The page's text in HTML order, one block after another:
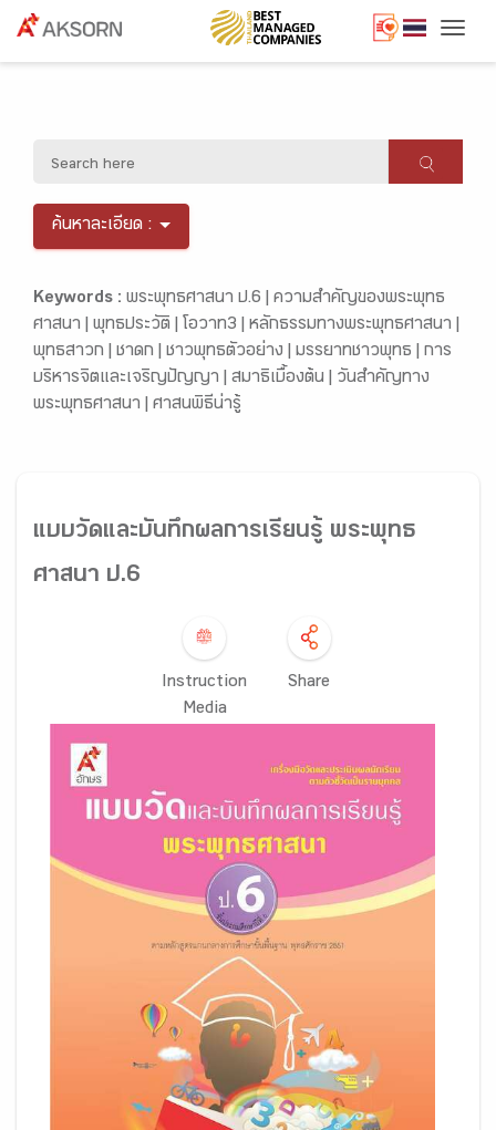
ค้นหาละเอียด :
Keywords : พระพุทธศาสนา ป.6 | ความสำคัญของพระพุทธ
ศาสนา | พุทธประวัติ | โอวาท3 | หลักธรรมทางพระพุทธศาสนา |
พุทธสาวก | ชาดก | ชาวพุทธตัวอย่าง | มรรยาทชาวพุทธ | การ
บริหารจิตและเจริญปัญญา | สมาธิเบื้องต้น | วันสำคัญทาง
พระพุทธศาสนา | ศาสนพิธีน่ารู้
แบบวัดและบันทึกผลการเรียนรู้ พระพุทธ
ศาสนา ป.6
Instruction
Media
Share